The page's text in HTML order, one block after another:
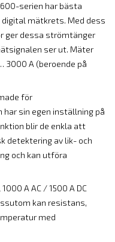
serien har bästa
digital mätkrets. Med dess
ger dessa strömtänger
ser ut. Mäter
3000 A (beroende på
för
har sin egen inställning på
blir de enkla att
detektering av lik- och
och kan utföra
A AC / 1500 A DC
kan resistans,
med